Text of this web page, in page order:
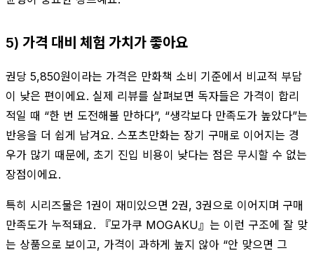
5) 가격 대비 체험 가치가 좋아요
권당 5,850원이라는 가격은 만화책 소비 기준에서 비교적 부담
이 낮은 편이에요. 실제 리뷰를 살펴보면 독자들은 가격이 합리
적일 때 “한 번 도전해볼 만하다”, “생각보다 만족도가 높았다”는
반응을 더 쉽게 남겨요. 스포츠만화는 장기 구매로 이어지는 경
우가 많기 때문에, 초기 진입 비용이 낮다는 점은 무시할 수 없는
장점이에요.
특히 시리즈물은 1권이 재미있으면 2권, 3권으로 이어지며 구매
만족도가 누적돼요. 『모가쿠 MOGAKU』는 이런 구조에 잘 맞
는 상품으로 보이고, 가격이 과하게 높지 않아 “안 맞으면 그